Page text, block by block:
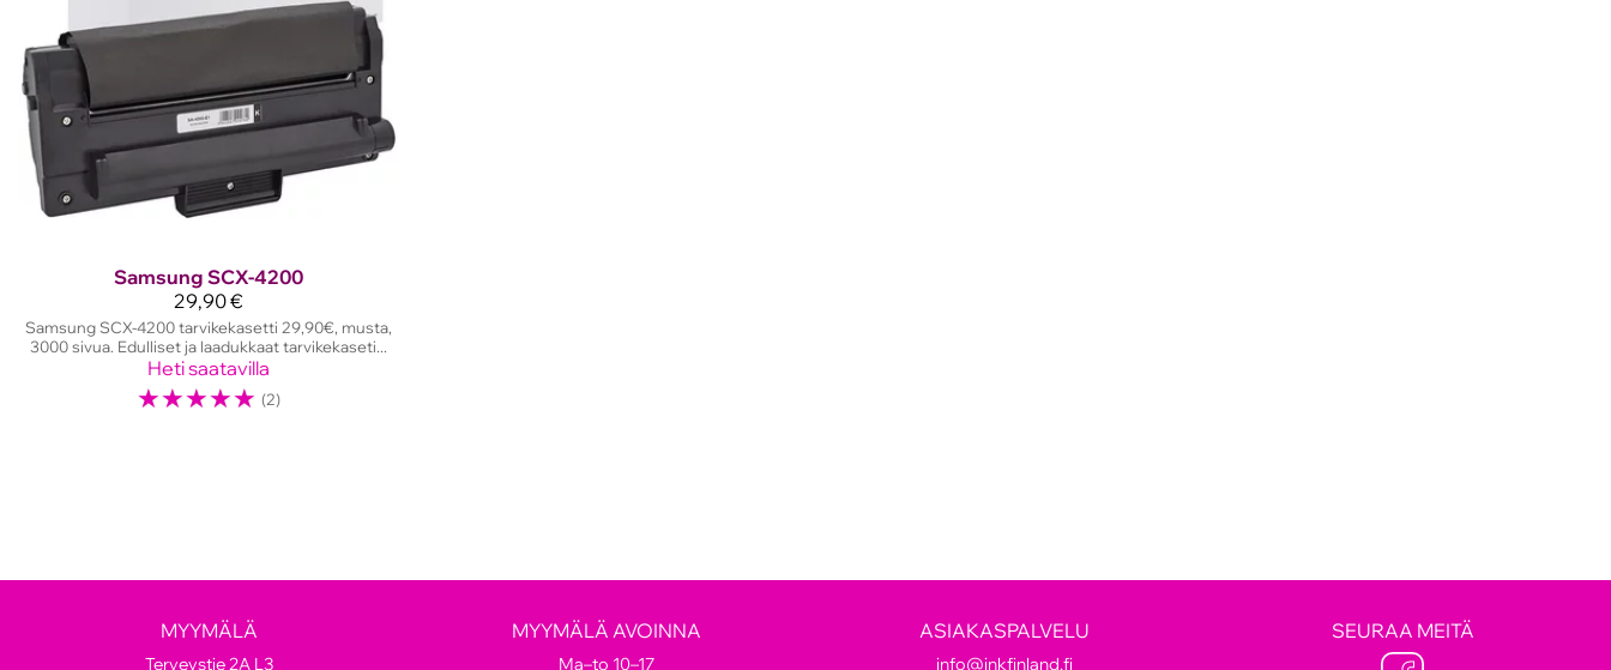
Samsung SCX-4200
29,90 €
Samsung SCX-4200 tarvikekasetti 29,90€, musta,
3000 sivua. Edulliset ja laadukkaat tarvikekaseti...
Heti saatavilla
☆☆☆☆☆ (2)
MYYMÄLÄ
Terveystie 2A L3
MYYMÄLÄ AVOINNA
Ma–to 10–17
ASIAKASPALVELU
info@inkfinland.fi
SEURAA MEITÄ